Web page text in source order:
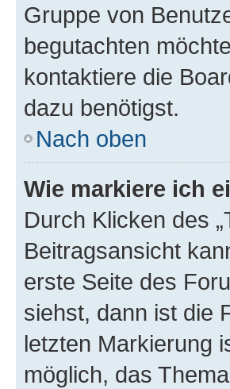
Gruppe von
begutachten
kontaktiere die
dazu benötigst.
Nach oben
Wie markiere ich
Durch Klicken des
Beitragsansicht
erste Seite des
siehst, dann ist die
letzten Markierung
möglich, das